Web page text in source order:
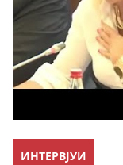
ИНТЕРВЈУИ